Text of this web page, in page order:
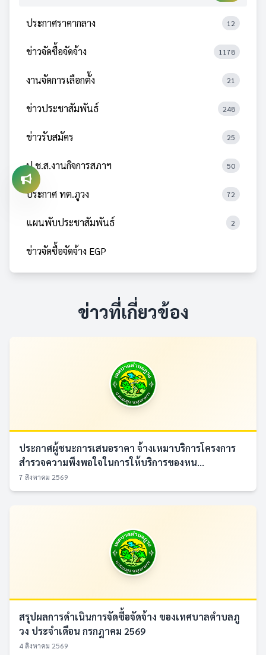
ประกาศราคากลาง 12
ข่าวจัดซื้อจัดจ้าง 1178
งานจัดการเลือกตั้ง 21
ข่าวประชาสัมพันธ์ 248
ข่าวรับสมัคร 25
ป.ช.ส.งานกิจการสภาฯ 50
ประกาศ ทต.ภูวง 72
แผนพับประชาสัมพันธ์ 2
ข่าวจัดซื้อจัดจ้าง EGP
ข่าวที่เกี่ยวข้อง
ประกาศผู้ชนะการเสนอราคา จ้างเหมาบริการโครงการ
สำรวจความพึงพอใจในการให้บริการของหน...
7 สิงหาคม 2569
สรุปผลการดำเนินการจัดซื้อจัดจ้าง ของเทศบาลตำบลภู
วง ประจำเดือน กรกฎาคม 2569
4 สิงหาคม 2569